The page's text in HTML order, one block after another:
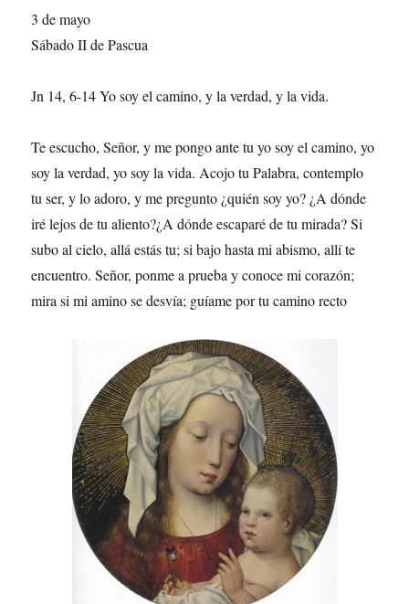
3 de mayo
Sábado II de Pascua
Jn 14, 6-14 Yo soy el camino, y la verdad, y la vida.
Te escucho, Señor, y me pongo ante tu yo soy el camino, yo
soy la verdad, yo soy la vida. Acojo tu Palabra, contemplo
tu ser, y lo adoro, y me pregunto ¿quién soy yo? ¿A dónde
iré lejos de tu aliento?¿A dónde escaparé de tu mirada? Si
subo al cielo, allá estás tu; si bajo hasta mi abismo, allí te
encuentro. Señor, ponme a prueba y conoce mi corazón;
mira si mi amino se desvía; guíame por tu camino recto